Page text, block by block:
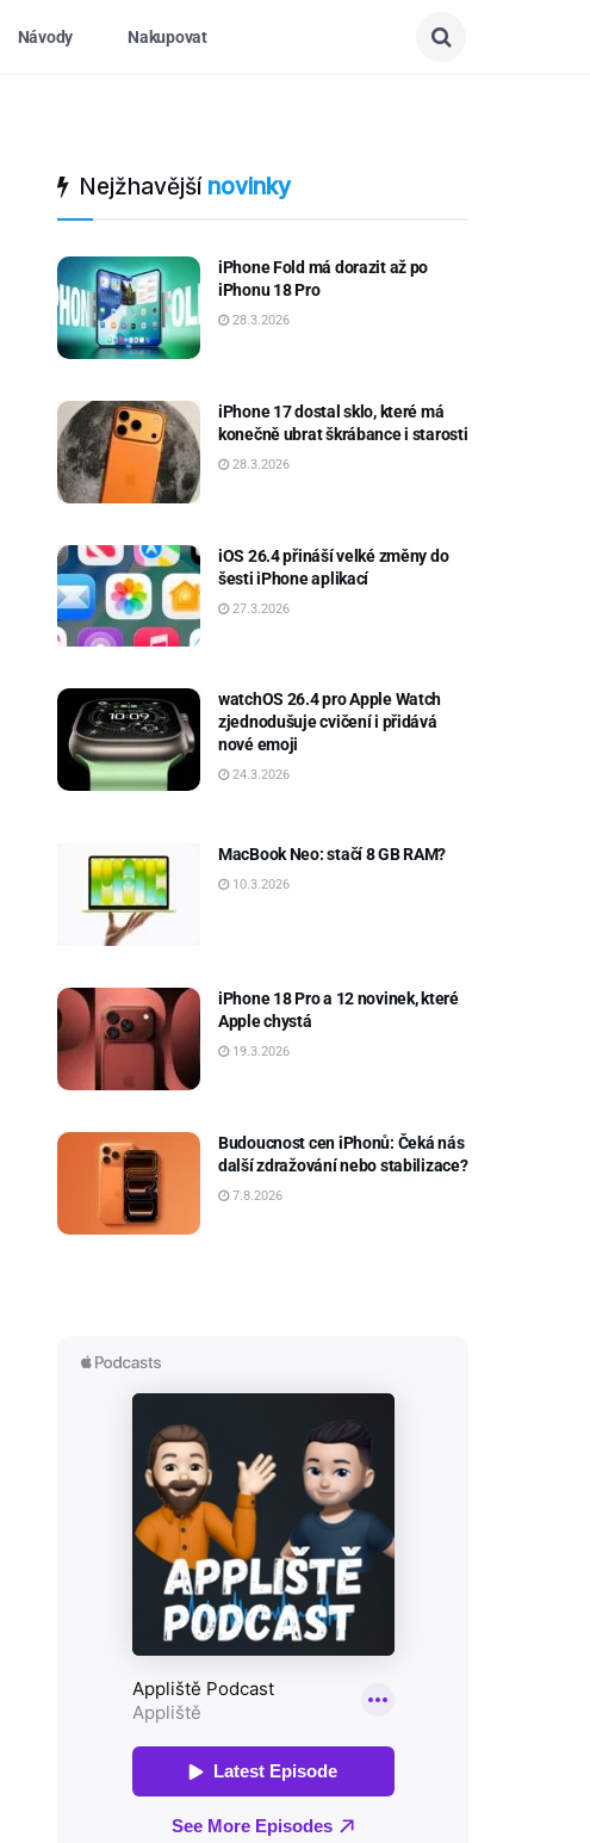
Návody Nakupovat
Nejžhavějšínovinky
iPhone Fold má dorazit až po
iPhonu 18 Pro
28.3.2026
iPhone 17 dostal sklo, které má
konečně ubrat škrábance i starosti
28.3.2026
iOS 26.4 přináší velké změny do
šesti iPhone aplikací
27.3.2026
watchOS 26.4 pro Apple Watch
zjednodušuje cvičení i přidává
nové emoji
24.3.2026
MacBook Neo: stačí 8 GB RAM?
10.3.2026
iPhone 18 Pro a 12 novinek, které
Apple chystá
19.3.2026
Budoucnost cen iPhonů: Čeká nás
další zdražování nebo stabilizace?
7.8.2026